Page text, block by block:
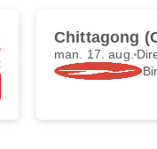
Chittagong
man. 17. aug.